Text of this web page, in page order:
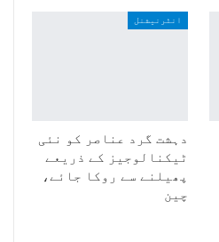
انٹرنیشنل
دہشت گرد عناصر کو نئی
ٹیکنالوجیز کے ذریعے
پھیلنے سے روکا جائے،
چین